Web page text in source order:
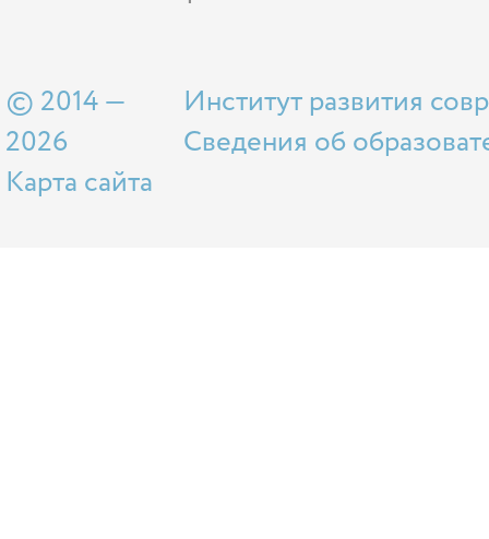
© 2014 —
2026
Карта сайта
Институт развития
Сведения об